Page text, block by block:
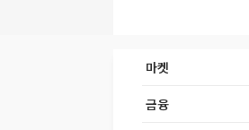
마켓
금융